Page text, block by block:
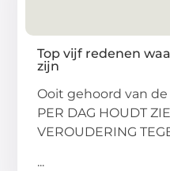
Top vijf redenen
zijn
Ooit gehoord van de
PER DAG HOUDT
VEROUDERING
...